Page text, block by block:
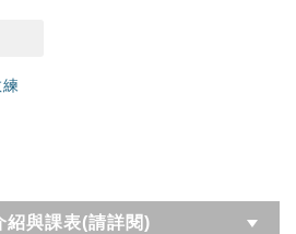
紹與課表(請詳閱)